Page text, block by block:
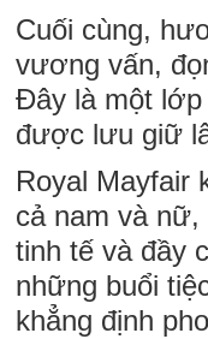
Cuối cùng,
vương vấn,
Đây là một lớp
được lưu giữ
Royal Mayfair
cả nam và
tinh tế và đầy
những buổi
khẳng định